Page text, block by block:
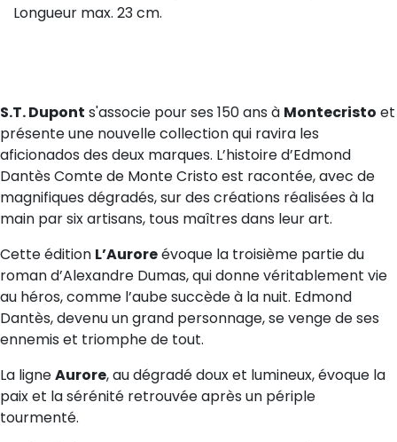
Longueur max. 23 cm.
S.T. Dupont s'associe pour ses 150 ans à Montecristo et
présente une nouvelle collection qui ravira les
aficionados des deux marques. L’histoire d’Edmond
Dantès Comte de Monte Cristo est racontée, avec de
magnifiques dégradés, sur des créations réalisées à la
main par six artisans, tous maîtres dans leur art.
Cette édition L’Auroreévoque la troisième partie du
roman d’Alexandre Dumas, qui donne véritablement vie
au héros, comme l’aube succède à la nuit. Edmond
Dantès, devenu un grand personnage, se venge de ses
ennemis et triomphe de tout.
La ligneAurore, au dégradé doux et lumineux, évoque la
paix et la sérénité retrouvée après un périple
tourmenté.